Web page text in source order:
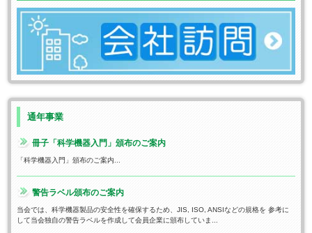
通年事業
冊子「科学機器入門」頒布のご案内
「科学機器入門」頒布のご案内...
警告ラベル頒布のご案内
当会では、科学機器製品の安全性を確保するため、JIS, ISO, ANSIなどの規格を 参考に
して当会独自の警告ラベルを作成して会員企業に頒布していま...